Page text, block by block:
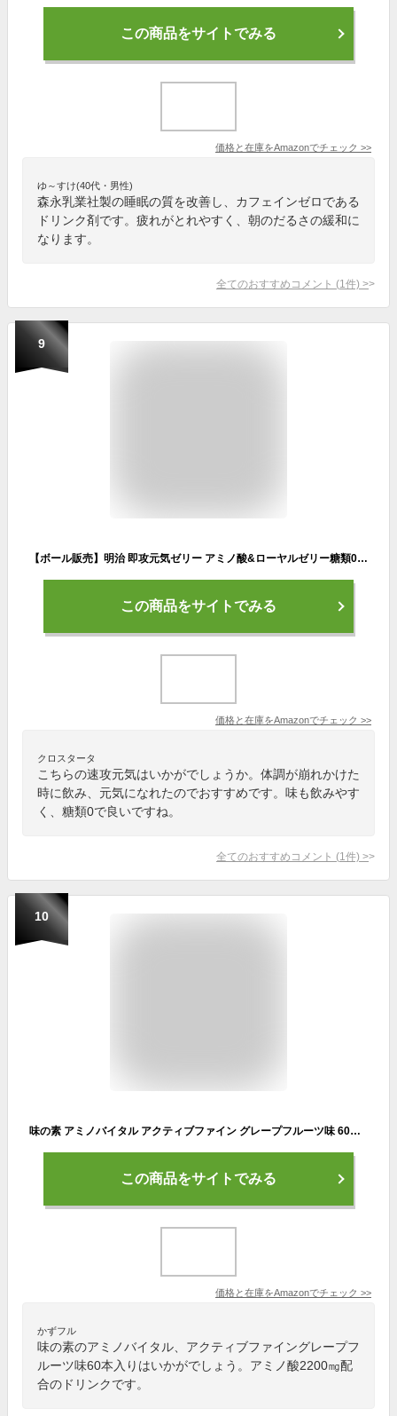
この商品をサイトでみる
価格と在庫をAmazonでチェック >>
ゆ～すけ(40代・男性)
森永乳業社製の睡眠の質を改善し、カフェインゼロである
ドリンク剤です。疲れがとれやすく、朝のだるさの緩和に
なります。
全てのおすすめコメント (1 件) >
9
【ボール販売】明治 即攻元気ゼリー アミノ酸&ローヤルゼリー糖類0 栄養ドリンク味 180g×6個 アミノ酸1500mg クエン酸1000mg ローヤルゼリー配合 20kcal
この商品をサイトでみる
価格と在庫をAmazonでチェック >>
クロスタータ
こちらの速攻元気はいかがでしょうか。体調が崩れかけた
時に飲み、元気になれたのでおすすめです。味も飲みやす
く、糖類0で良いですね。
全てのおすすめコメント (1 件) >
10
味の素 アミノバイタル アクティブファイン グレープフルーツ味 60本入箱 アミノ酸 2200mg BCAA コンディショニング
この商品をサイトでみる
価格と在庫をAmazonでチェック >>
かずフル
味の素のアミノバイタル、アクティブファイングレープフ
ルーツ味60本入りはいかがでしょう。アミノ酸2200㎎配
合のドリンクです。